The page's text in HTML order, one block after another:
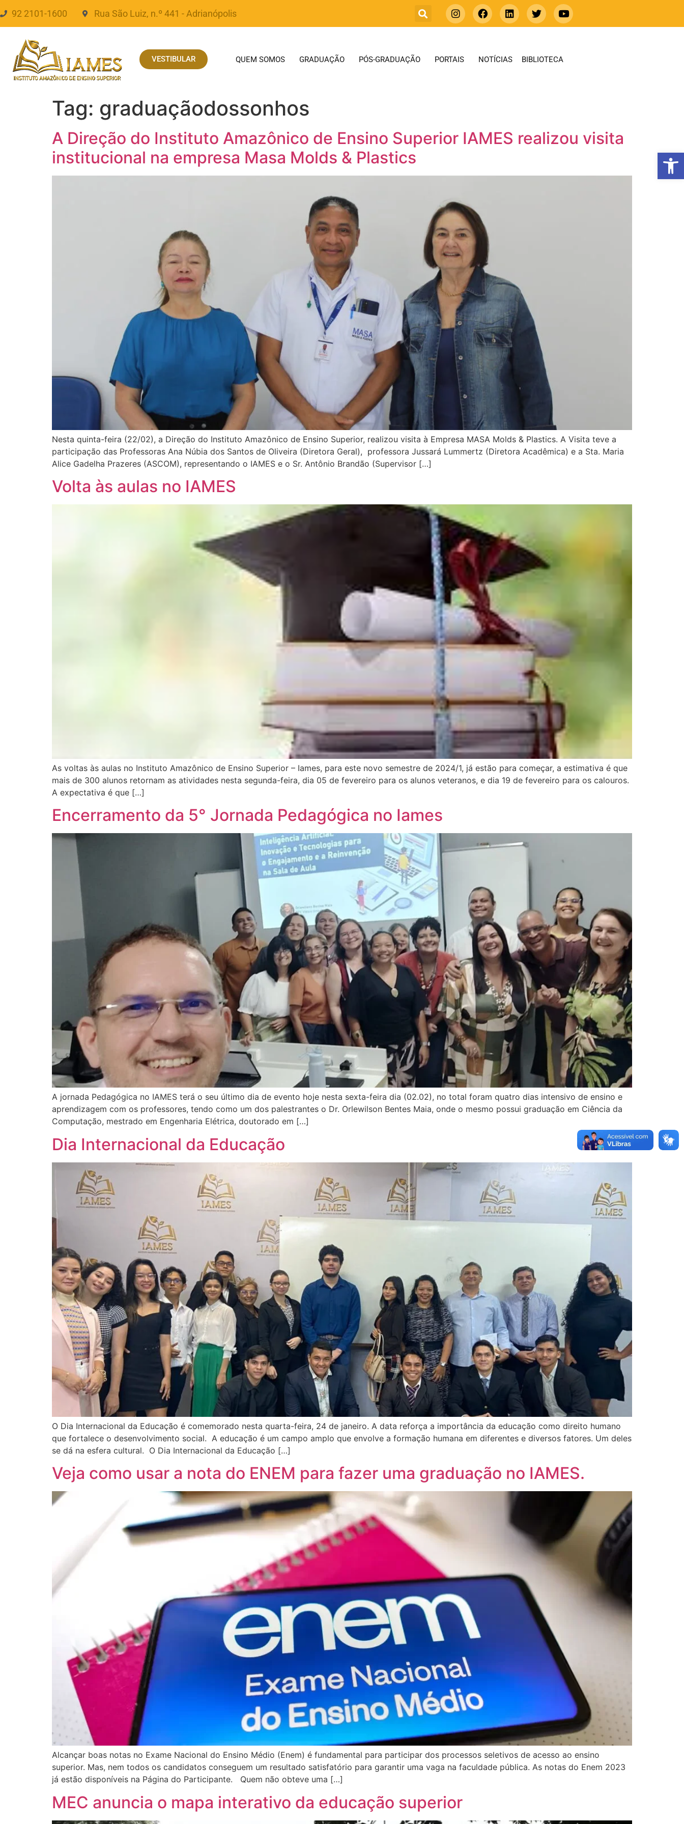
Abrir
92 2101-1600 Rua São Luiz, n.º 441 - Adrianópolis
VESTIBULAR QUEM SOMOS GRADUAÇÃO PÓS-GRADUAÇÃO PORTAIS NOTÍCIAS BIBLIOTECA
Tag: graduaçãodossonhos
A Direção do Instituto Amazônico de Ensino Superior IAMES realizou visita
institucional na empresa Masa Molds & Plastics
Nesta quinta-feira (22/02), a Direção do Instituto Amazônico de Ensino Superior, realizou visita à Empresa MASA Molds & Plastics. A Visita teve a
participação das Professoras Ana Núbia dos Santos de Oliveira (Diretora Geral), professora Jussará Lummertz (Diretora Acadêmica) e a Sta. Maria
Alice Gadelha Prazeres (ASCOM), representando o IAMES e o Sr. Antônio Brandão (Supervisor […]
Volta às aulas no IAMES
As voltas às aulas no Instituto Amazônico de Ensino Superior – Iames, para este novo semestre de 2024/1, já estão para começar, a estimativa é que
mais de 300 alunos retornam as atividades nesta segunda-feira, dia 05 de fevereiro para os alunos veteranos, e dia 19 de fevereiro para os calouros.
A expectativa é que […]
Encerramento da 5° Jornada Pedagógica no Iames
A jornada Pedagógica no IAMES terá o seu último dia de evento hoje nesta sexta-feira dia (02.02), no total foram quatro dias intensivo de ensino e
aprendizagem com os professores, tendo como um dos palestrantes o Dr. Orlewilson Bentes Maia, onde o mesmo possui graduação em Ciência da
Computação, mestrado em Engenharia Elétrica, doutorado em […]
Dia Internacional da Educação
O Dia Internacional da Educação é comemorado nesta quarta-feira, 24 de janeiro. A data reforça a importância da educação como direito humano
que fortalece o desenvolvimento social. A educação é um campo amplo que envolve a formação humana em diferentes e diversos fatores. Um deles
se dá na esfera cultural. O Dia Internacional da Educação […]
Veja como usar a nota do ENEM para fazer uma graduação no IAMES.
Alcançar boas notas no Exame Nacional do Ensino Médio (Enem) é fundamental para participar dos processos seletivos de acesso ao ensino
superior. Mas, nem todos os candidatos conseguem um resultado satisfatório para garantir uma vaga na faculdade pública. As notas do Enem 2023
já estão disponíveis na Página do Participante. Quem não obteve uma […]
MEC anuncia o mapa interativo da educação superior